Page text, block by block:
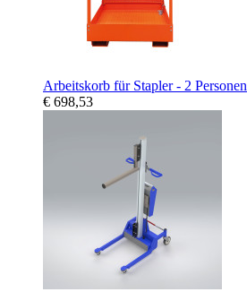
Arbeitskorb für Stapler - 2 Personen
€ 698,53